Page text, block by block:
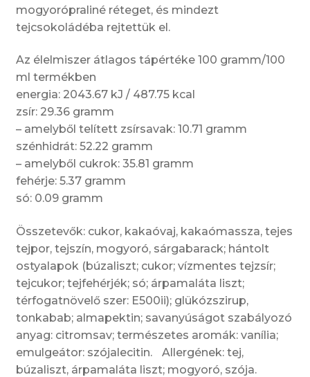
mogyorópraliné réteget, és mindezt
tejcsokoládéba rejtettük el.
Az élelmiszer átlagos tápértéke 100 gramm/100
ml termékben
energia: 2043.67 kJ / 487.75 kcal
zsír: 29.36 gramm
– amelyből telített zsírsavak: 10.71 gramm
szénhidrát: 52.22 gramm
– amelyből cukrok: 35.81 gramm
fehérje: 5.37 gramm
só: 0.09 gramm
Összetevők: cukor, kakaóvaj, kakaómassza, tejes
tejpor, tejszín, mogyoró, sárgabarack; hántolt
ostyalapok (búzaliszt; cukor; vízmentes tejzsír;
tejcukor; tejfehérjék; só; árpamaláta liszt;
térfogatnövelő szer: E500ii); glükózszirup,
tonkabab; almapektin; savanyúságot szabályozó
anyag: citromsav; természetes aromák: vanília;
emulgeátor: szójalecitin. Allergének: tej,
búzaliszt, árpamaláta liszt; mogyoró, szója.